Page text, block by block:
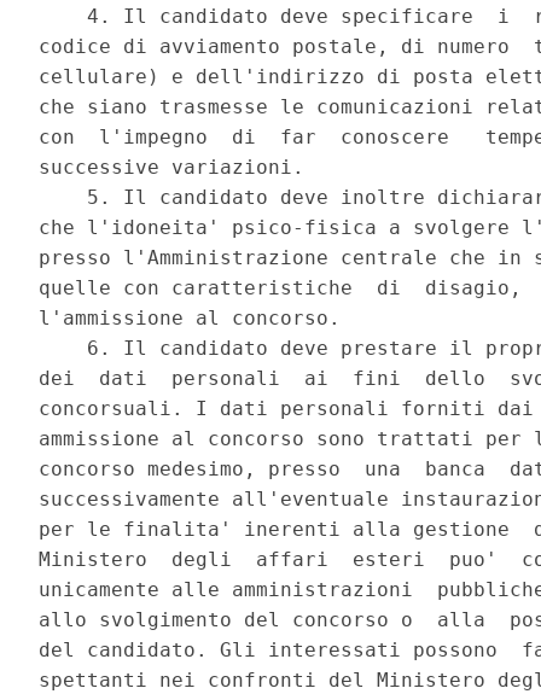
4. Il candidato deve specificare  i
codice di avviamento postale, di
cellulare) e dell'indirizzo di posta
che siano trasmesse le comunicazioni
con  l'impegno  di  far  conoscere
successive variazioni.
5. Il candidato deve inoltre
che l'idoneita' psico-fisica a
presso l'Amministrazione centrale che
quelle con caratteristiche  di  disagio,
l'ammissione al concorso.
6. Il candidato deve prestare il
dei  dati  personali  ai  fini  dello
concorsuali. I dati personali forniti dai
ammissione al concorso sono trattati
concorso medesimo, presso  una  banca
successivamente all'eventuale
per le finalita' inerenti alla gestione
Ministero  degli  affari  esteri  puo'
unicamente alle amministrazioni
allo svolgimento del concorso o  alla
del candidato. Gli interessati
spettanti nei confronti del Ministero